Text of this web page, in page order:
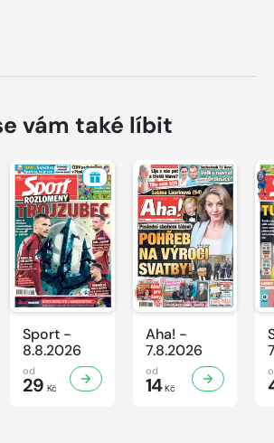
vám také líbit
Sport -
8.8.2026
od
29 Kč
Aha! -
7.8.2026
od
14Kč